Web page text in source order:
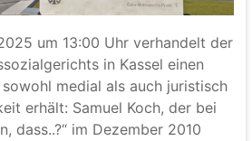
um 13:00 Uhr verhandelt der
in Kassel einen
medial als auch juristisch
erhält: Samuel Koch, der bei
dass..?“ im Dezember 2010